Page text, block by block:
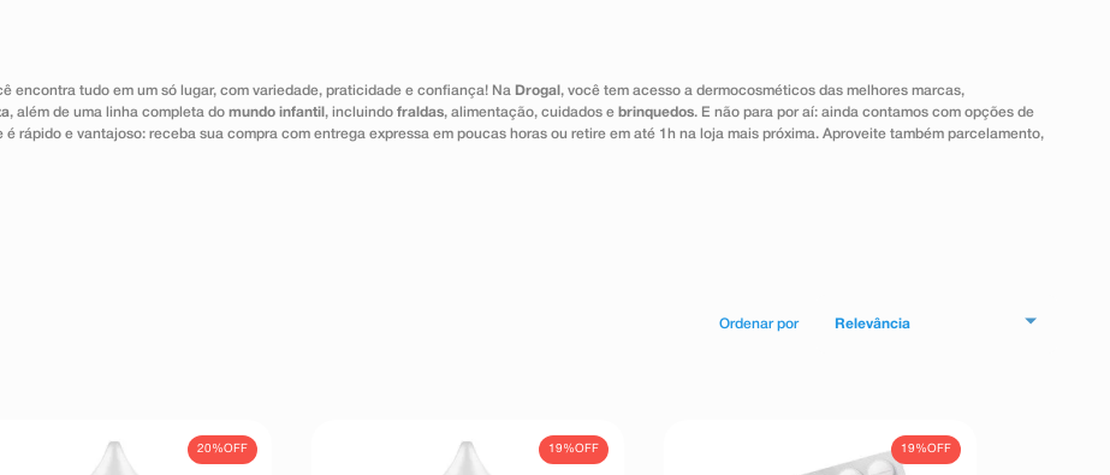
encontra tudo em um só lugar, com variedade, praticidade e confiança! Na Drogal , você tem acesso a dermocosméticos das melhores marcas,
, além de uma linha completa do mundo infantil , incluindo fraldas, alimentação, cuidados e brinquedos. E não para por aí: ainda contamos com opções de
rápido e vantajoso: receba sua compra com entrega expressa em poucas horas ou retire em até 1h na loja mais próxima. Aproveite também parcelamento,
Relevância
20%OFF 19%OFF 19%OFF